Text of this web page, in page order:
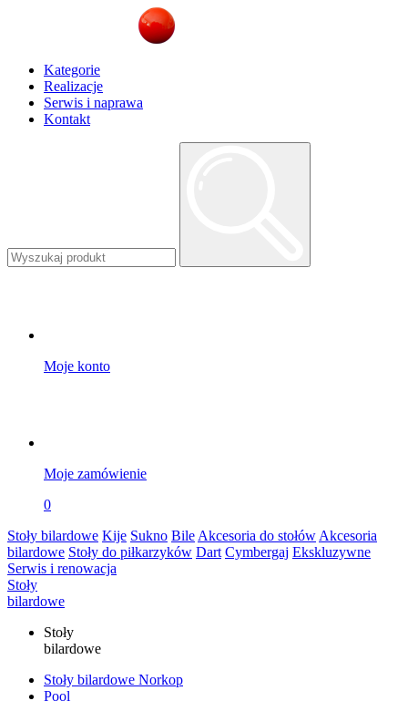
Kategorie
Realizacje
Serwis i naprawa
Kontakt
Moje konto
Moje zamówienie
0
Stoły bilardowe Kije Sukno Bile Akcesoria do stołów Akcesoria
bilardowe Stoły do piłkarzyków Dart Cymbergaj Ekskluzywne
Serwis i renowacja
Stoły
bilardowe
Stoły
bilardowe
Stoły bilardowe Norkop
Pool